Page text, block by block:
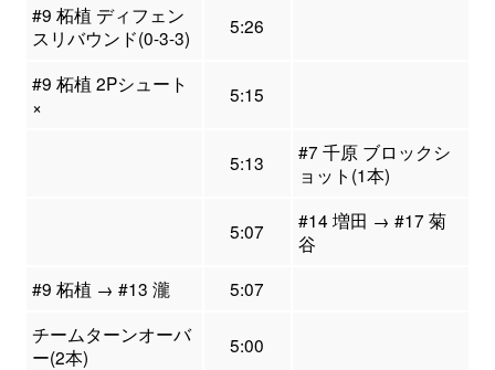
#9 柘植 ディフェン
スリバウンド(0-3-3)
5:26
#9 柘植 2Pシュート
×
5:15
5:13
#7 千原 ブロックシ
ョット(1本)
5:07
#14 増田 → #17 菊
谷
#9 柘植 → #13 瀧
5:07
チームターンオーバ
ー(2本)
5:00